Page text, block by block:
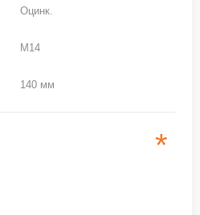
Оцинк.
M14
140 мм
*